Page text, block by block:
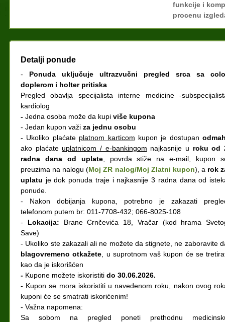
funkcije i
procenu
Detalji ponude
- Ponuda uključuje ultrazvučni pregled srca sa
doplerom i holter pritiska
Pregled obavlja specijalista interne medicine -
kardiolog
- Jedna osoba može da kupi više kupona
- Jedan kupon važi za jednu osobu
- Ukoliko plaćate platnom karticom kupon je dostupan
ako plaćateuplatnicom / e-bankingom najkasnije u roku od
radna dana od uplate, povrda stiže na e-mail, kupon
preuzima na nalogu (Moj ZR nalog/Moj Zlatni kupon), a rok
uplatu je dok ponuda traje i najkasnije 3 radna dana od
ponude.
- Nakon dobijanja kupona, potrebno je zakazati
telefonom putem br: 011-7708-432; 066-8025-108
- Lokacija: Brane Crnčevića 18, Vračar (kod hrama
Save)
- Ukoliko ste zakazali ali ne možete da stignete, ne zaboravite
blagovremeno otkažete , u suprotnom vaš kupon će se
kao da je iskorišćen
- Kupone možete iskoristiti do 30.06.2026.
- Kupon se mora iskoristiti u navedenom roku, nakon ovog
kuponi će se smatrati iskorićenim!
- Važna napomena:
Sa sobom na pregled poneti prethodnu